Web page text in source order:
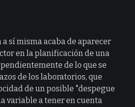
a sí misma acaba de aparecer
en la planificación de una
de lo que se
de los laboratorios, que
de un posible "despegue
variable a tener en cuenta